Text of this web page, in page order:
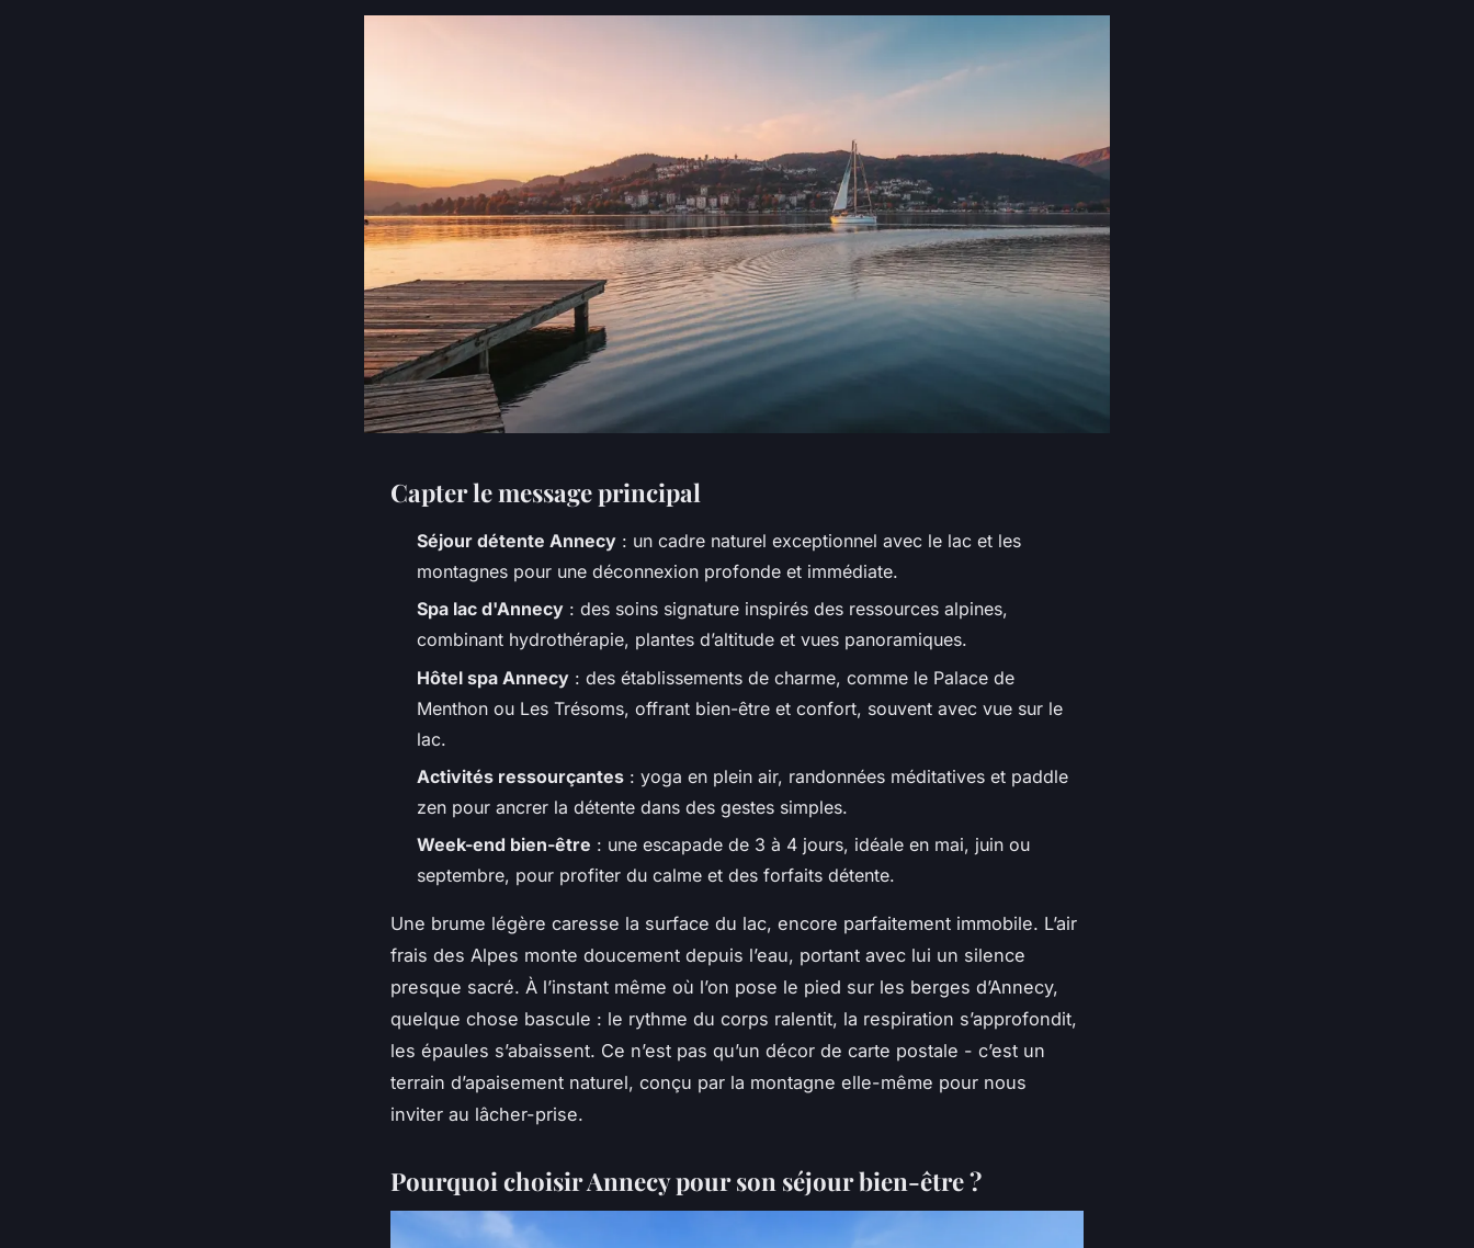
Capter le message principal
Séjour détente Annecy : un cadre naturel exceptionnel avec le lac et les
montagnes pour une déconnexion profonde et immédiate.
Spa lac d'Annecy : des soins signature inspirés des ressources alpines,
combinant hydrothérapie, plantes d’altitude et vues panoramiques.
Hôtel spa Annecy : des établissements de charme, comme le Palace de
Menthon ou Les Trésoms, offrant bien-être et confort, souvent avec vue sur le
lac.
Activités ressourçantes : yoga en plein air, randonnées méditatives et paddle
zen pour ancrer la détente dans des gestes simples.
Week-end bien-être : une escapade de 3 à 4 jours, idéale en mai, juin ou
septembre, pour profiter du calme et des forfaits détente.
Une brume légère caresse la surface du lac, encore parfaitement immobile. L’air
frais des Alpes monte doucement depuis l’eau, portant avec lui un silence
presque sacré. À l’instant même où l’on pose le pied sur les berges d’Annecy,
quelque chose bascule : le rythme du corps ralentit, la respiration s’approfondit,
les épaules s’abaissent. Ce n’est pas qu’un décor de carte postale - c’est un
terrain d’apaisement naturel, conçu par la montagne elle-même pour nous
inviter au lâcher-prise.
Pourquoi choisir Annecy pour son séjour bien-être ?